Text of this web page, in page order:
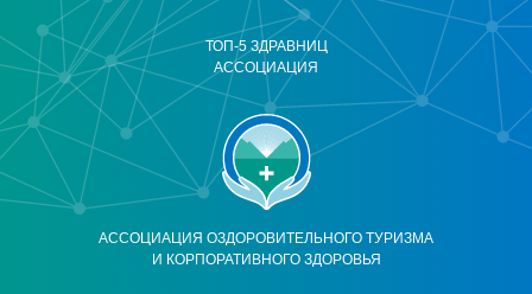
АССОЦИАЦИЯ ОЗДОРОВИТЕЛЬНОГО ТУРИЗМА
И КОРПОРАТИВНОГО ЗДОРОВЬЯ
ТОП-5 ЗДРАВНИЦ
АССОЦИАЦИЯ